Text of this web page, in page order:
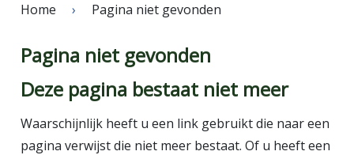
Home › Pagina niet gevonden
Pagina niet gevonden
Deze pagina bestaat niet meer
Waarschijnlijk heeft u een link gebruikt die naar een
pagina verwijst die niet meer bestaat. Of u heeft een